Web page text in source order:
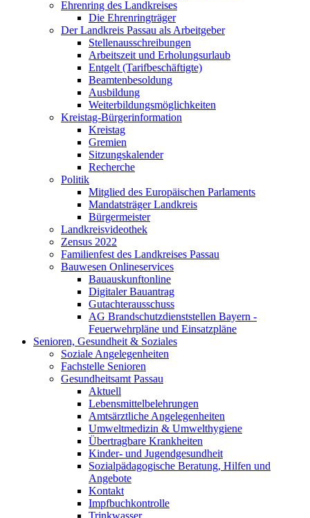
Ehrenring des Landkreises
Die Ehrenringträger
Der Landkreis Passau als Arbeitgeber
Stellenausschreibungen
Arbeitszeit und Erholungsurlaub
Entgelt (Tarifbeschäftigte)
Beamtenbesoldung
Ausbildung
Weiterbildungsmöglichkeiten
Kreistag-Bürgerinformation
Kreistag
Gremien
Sitzungskalender
Recherche
Politik
Mitglied des Europäischen Parlaments
Mandatsträger Landkreis
Bürgermeister
Landkreisvideothek
Zensus 2022
Familienfest des Landkreises Passau
Bauwesen Onlineservices
Bauauskunftonline
Digitaler Bauantrag
Gutachterausschuss
AG Brandschutzdienststellen Bayern -
Feuerwehrpläne und Einsatzpläne
Senioren, Gesundheit & Soziales
Soziale Angelegenheiten
Fachstelle Senioren
Gesundheitsamt Passau
Aktuell
Lebensmittelbelehrungen
Amtsärztliche Angelegenheiten
Umweltmedizin & Umwelthygiene
Übertragbare Krankheiten
Kinder- und Jugendgesundheit
Sozialpädagogische Beratung, Hilfen und
Angebote
Kontakt
Impfbuchkontrolle
Trinkwasser